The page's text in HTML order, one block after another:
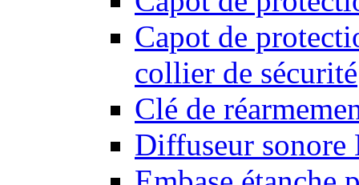
Capot de
collier de sécurité
Clé de
Diffuseur sonore